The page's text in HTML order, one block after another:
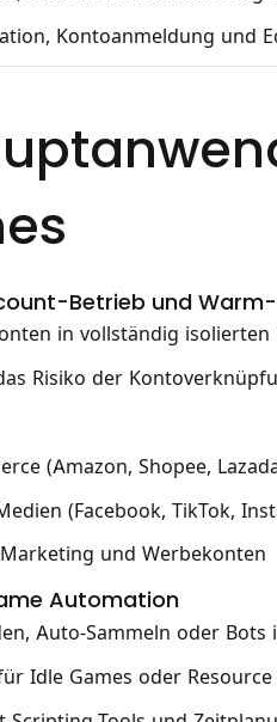
Kontoanmeldung und
Betrieb und
in vollständig
Risiko der
(Amazon, Shopee,
(Facebook, TikTok,
und Werbekonten
Automation
Auto-Sammeln oder
Idle Games oder Resource